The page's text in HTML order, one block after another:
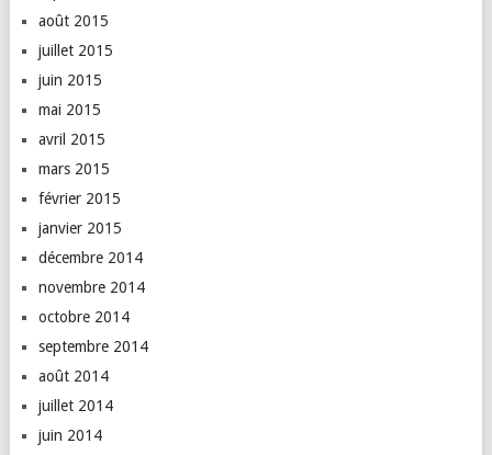
août 2015
juillet 2015
juin 2015
mai 2015
avril 2015
mars 2015
février 2015
janvier 2015
décembre 2014
novembre 2014
octobre 2014
septembre 2014
août 2014
juillet 2014
juin 2014